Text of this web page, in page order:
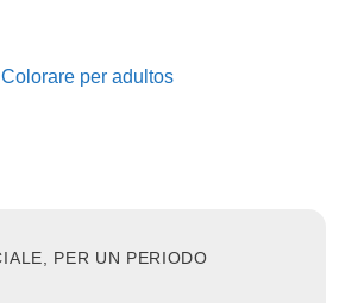
per adultos
PER UN PERIODO